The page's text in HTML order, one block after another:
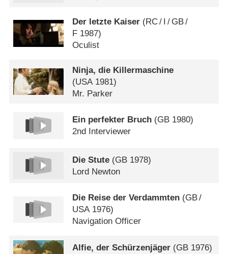
Der letzte Kaiser (RC/ I / GB/
F 1987)
Oculist
Ninja, die Killermaschine
(USA 1981)
Mr. Parker
Ein perfekter Bruch (GB 1980)
2nd Interviewer
Die Stute (GB 1978)
Lord Newton
Die Reise der Verdammten (GB/
USA1976)
Navigation Officer
Alfie, der Schürzenjäger (GB 1976)